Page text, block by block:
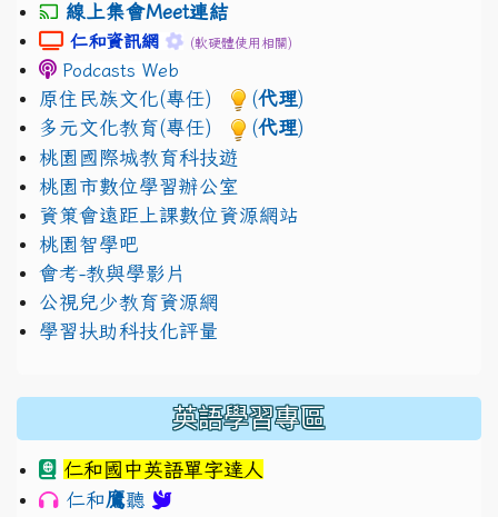
線上集會Meet連結
link to https://sites.google.com/
仁和資訊網 link to https://sites.google.com/
(軟硬體使用相關)
Podcasts Web
原住民族文化(專任) (代理)
多元文化教育(專任)
(代理)
桃園國際城教育科技遊
桃園市數位學習辦公室
資策會遠距上課數位資源網站
桃園智學吧
會考-教與學影片
公視兒少教育資源網
學習扶助科技化評量
英語學習專區
仁和國中英語單字達人
仁和鷹聽